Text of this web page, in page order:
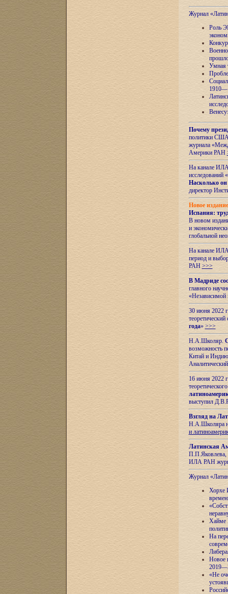
Журнал
Роль
Умная
Почему
политики США
журнала
Америки РАН
На канале ИЛА
исследований «
Насколько он
директор
Новое
Испания:
В новом
и
глобальной
На канале
период и
РАН >>>
В Мадриде
главного
«Независимой
30 июня 2022
года» >>>
Н.А.Школяр.
возможность
Китай и
16 июня 2022
выступил
Взгляд на
Н.А.Школяра
и
Латинская
П.П.Яковлева,
ИЛА РАН
Журнал
Хорхе
Хайме
На
Новое
«Не